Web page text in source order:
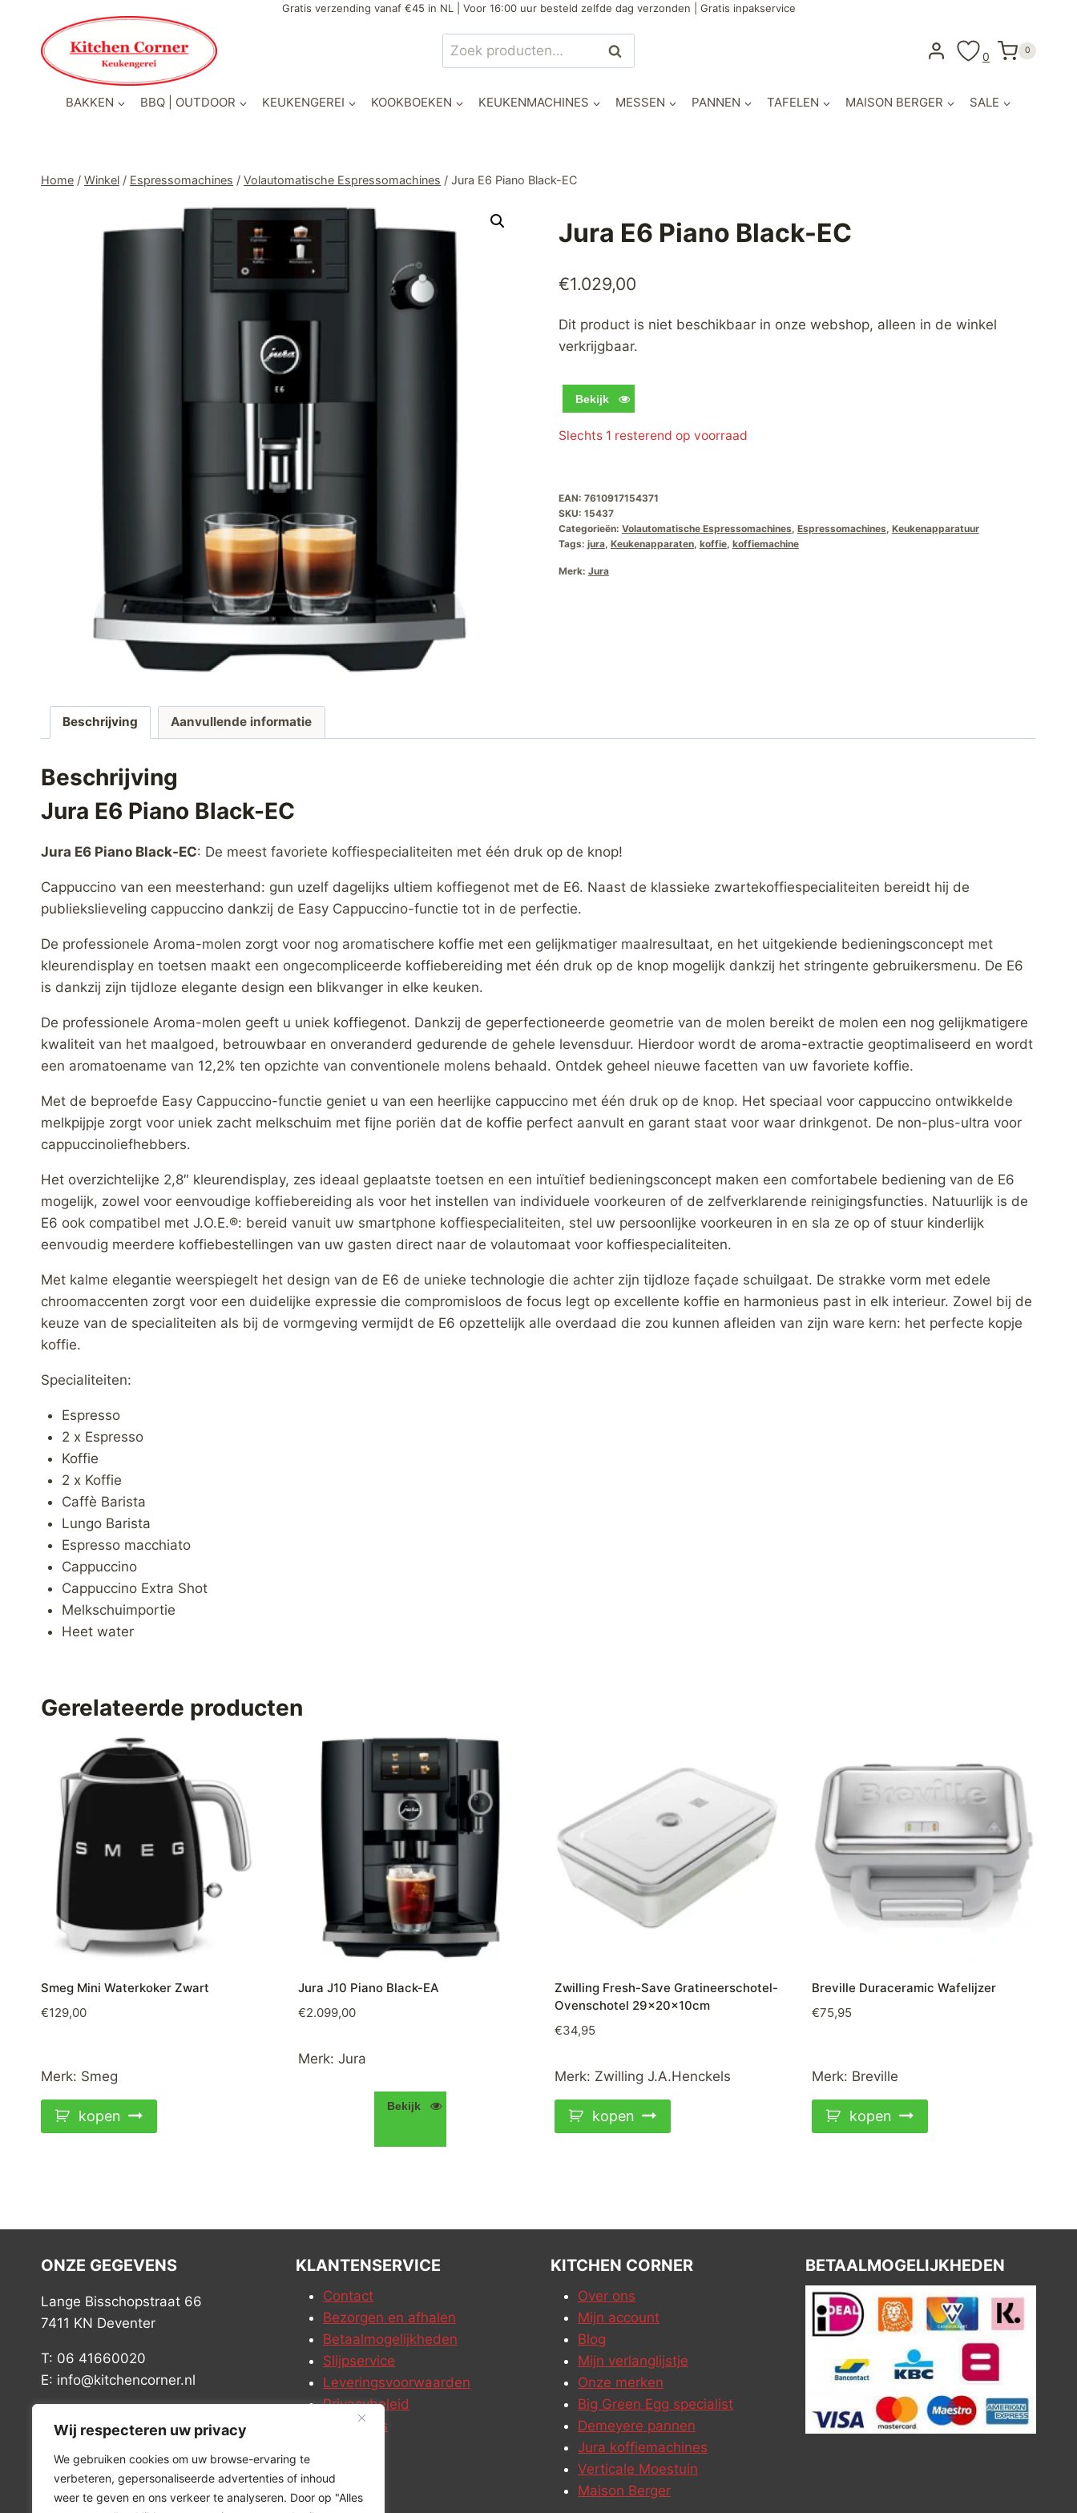
Wij respecteren uw privacy
We gebruiken cookies om uw browse-ervaring te
verbeteren, gepersonaliseerde advertenties of inhoud
weer te geven en ons verkeer te analyseren. Door op "Alles
inhoud
Gratis verzending vanaf €45 in NL | Voor 16:00 uur besteld zelfde dag verzonden | Gratis inpakservice
Zoeken
naar:
Zoeken 0 0
BAKKEN BBQ | OUTDOOR KEUKENGEREI KOOKBOEKEN KEUKENMACHINES MESSEN PANNEN TAFELEN MAISON BERGER SALE
Home / Winkel / Espressomachines / Volautomatische Espressomachines / Jura E6 Piano Black-EC
Jura E6 Piano Black-EC
€1.029,00
Dit product is niet beschikbaar in onze webshop, alleen in de winkel
verkrijgbaar.
Bekijk
Slechts 1 resterend op voorraad
EAN: 7610917154371
SKU: 15437
Categorieën: Volautomatische Espressomachines, Espressomachines, Keukenapparatuur
Tags: jura, Keukenapparaten, koffie, koffiemachine
Merk: Jura
Beschrijving Aanvullende informatie
Beschrijving
Jura E6 Piano Black-EC
Jura E6 Piano Black-EC: De meest favoriete koffiespecialiteiten met één druk op de knop!
Cappuccino van een meesterhand: gun uzelf dagelijks ultiem koffiegenot met de E6. Naast de klassieke zwartekoffiespecialiteiten bereidt hij de
publiekslieveling cappuccino dankzij de Easy Cappuccino-functie tot in de perfectie.
De professionele Aroma-molen zorgt voor nog aromatischere koffie met een gelijkmatiger maalresultaat, en het uitgekiende bedieningsconcept met
kleurendisplay en toetsen maakt een ongecompliceerde koffiebereiding met één druk op de knop mogelijk dankzij het stringente gebruikersmenu. De E6
is dankzij zijn tijdloze elegante design een blikvanger in elke keuken.
De professionele Aroma-molen geeft u uniek koffiegenot. Dankzij de geperfectioneerde geometrie van de molen bereikt de molen een nog gelijkmatigere
kwaliteit van het maalgoed, betrouwbaar en onveranderd gedurende de gehele levensduur. Hierdoor wordt de aroma-extractie geoptimaliseerd en wordt
een aromatoename van 12,2% ten opzichte van conventionele molens behaald. Ontdek geheel nieuwe facetten van uw favoriete koffie.
Met de beproefde Easy Cappuccino-functie geniet u van een heerlijke cappuccino met één druk op de knop. Het speciaal voor cappuccino ontwikkelde
melkpijpje zorgt voor uniek zacht melkschuim met fijne poriën dat de koffie perfect aanvult en garant staat voor waar drinkgenot. De non-plus-ultra voor
cappuccinoliefhebbers.
Het overzichtelijke 2,8″ kleurendisplay, zes ideaal geplaatste toetsen en een intuïtief bedieningsconcept maken een comfortabele bediening van de E6
mogelijk, zowel voor eenvoudige koffiebereiding als voor het instellen van individuele voorkeuren of de zelfverklarende reinigingsfuncties. Natuurlijk is de
E6 ook compatibel met J.O.E.®: bereid vanuit uw smartphone koffiespecialiteiten, stel uw persoonlijke voorkeuren in en sla ze op of stuur kinderlijk
eenvoudig meerdere koffiebestellingen van uw gasten direct naar de volautomaat voor koffiespecialiteiten.
Met kalme elegantie weerspiegelt het design van de E6 de unieke technologie die achter zijn tijdloze façade schuilgaat. De strakke vorm met edele
chroomaccenten zorgt voor een duidelijke expressie die compromisloos de focus legt op excellente koffie en harmonieus past in elk interieur. Zowel bij de
keuze van de specialiteiten als bij de vormgeving vermijdt de E6 opzettelijk alle overdaad die zou kunnen afleiden van zijn ware kern: het perfecte kopje
koffie.
Specialiteiten:
Espresso
2 x Espresso
Koffie
2 x Koffie
Caffè Barista
Lungo Barista
Espresso macchiato
Cappuccino
Cappuccino Extra Shot
Melkschuimportie
Heet water
Gerelateerde producten
Smeg Mini Waterkoker Zwart
€129,00
Merk: Smeg
kopen
Jura J10 Piano Black-EA
€2.099,00
Merk: Jura
Bekijk
Zwilling Fresh-Save Gratineerschotel-
Ovenschotel 29x20x10cm
€34,95
Merk: Zwilling J.A.Henckels
kopen
Breville Duraceramic Wafelijzer
€75,95
Merk: Breville
kopen
ONZE GEGEVENS
Lange Bisschopstraat 66
7411 KN Deventer
T: 06 41660020
E: info@kitchencorner.nl
BTW: NL001915997B81
KLANTENSERVICE
Contact
Bezorgen en afhalen
Betaalmogelijkheden
Slijpservice
Leveringsvoorwaarden
Privacybeleid
Vacatures
KITCHEN CORNER
Over ons
Mijn account
Blog
Mijn verlanglijstje
Onze merken
Big Green Egg specialist
Demeyere pannen
Jura koffiemachines
Verticale Moestuin
Maison Berger
BETAALMOGELIJKHEDEN